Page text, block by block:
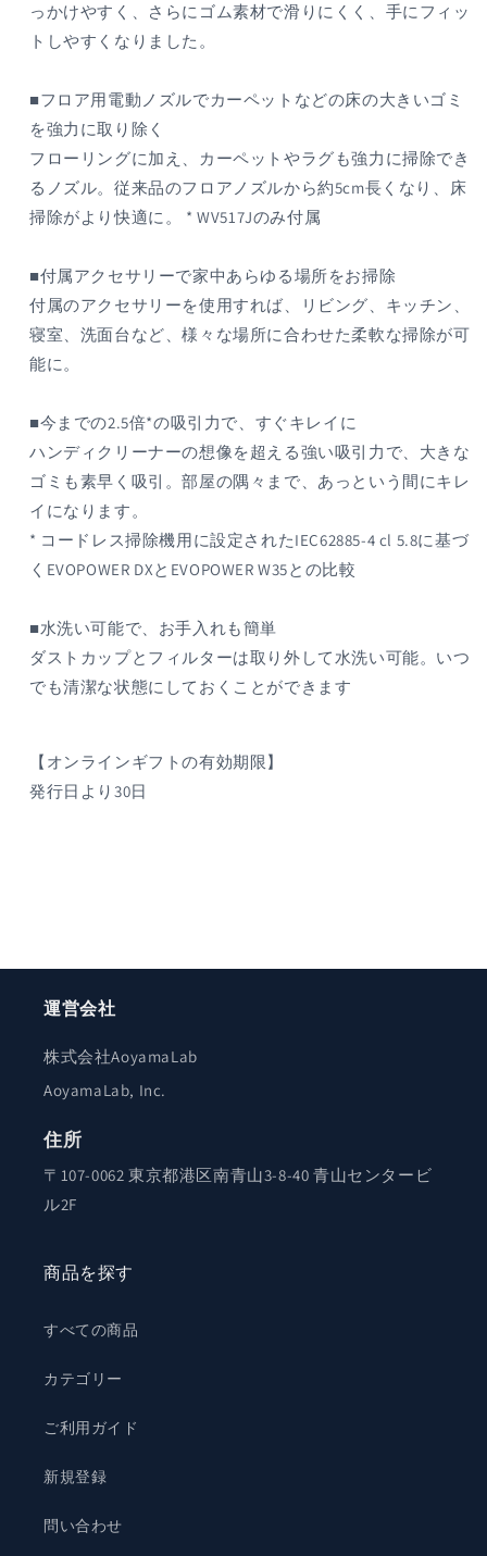
っかけやすく、さらにゴム素材で滑りにくく、手にフィッ
トしやすくなりました。
■フロア用電動ノズルでカーペットなどの床の大きいゴミ
を強力に取り除く
フローリングに加え、カーペットやラグも強力に掃除でき
るノズル。従来品のフロアノズルから約5cm長くなり、床
掃除がより快適に。 * WV517Jのみ付属
■付属アクセサリーで家中あらゆる場所をお掃除
付属のアクセサリーを使用すれば、リビング、キッチン、
寝室、洗面台など、様々な場所に合わせた柔軟な掃除が可
能に。
■今までの2.5倍*の吸引力で、すぐキレイに
ハンディクリーナーの想像を超える強い吸引力で、大きな
ゴミも素早く吸引。部屋の隅々まで、あっという間にキレ
イになります。
* コードレス掃除機用に設定されたIEC62885-4 cl 5.8に基づ
くEVOPOWER DXとEVOPOWER W35との比較
■水洗い可能で、お手入れも簡単
ダストカップとフィルターは取り外して水洗い可能。いつ
でも清潔な状態にしておくことができます
【オンラインギフトの有効期限】
発行日より30日
運営会社
株式会社AoyamaLab
AoyamaLab, Inc.
住所
〒107-0062 東京都港区南青山3-8-40 青山センタービ
ル2F
商品を探す
すべての商品
カテゴリー
ご利用ガイド
新規登録
問い合わせ